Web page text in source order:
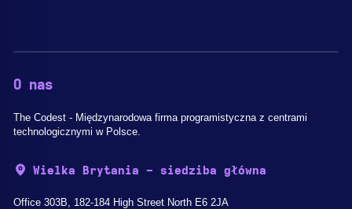
O nas
The Codest - Międzynarodowa firma programistyczna z centrami
technologicznymi w Polsce.
Wielka Brytania - siedziba główna
Office 303B, 182-184 High Street North E6 2JA